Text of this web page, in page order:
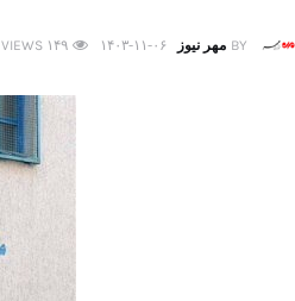
BY مهر نیوز ۱۴۰۳-۱۱-۰۶ ۱۴۹ VIEWS